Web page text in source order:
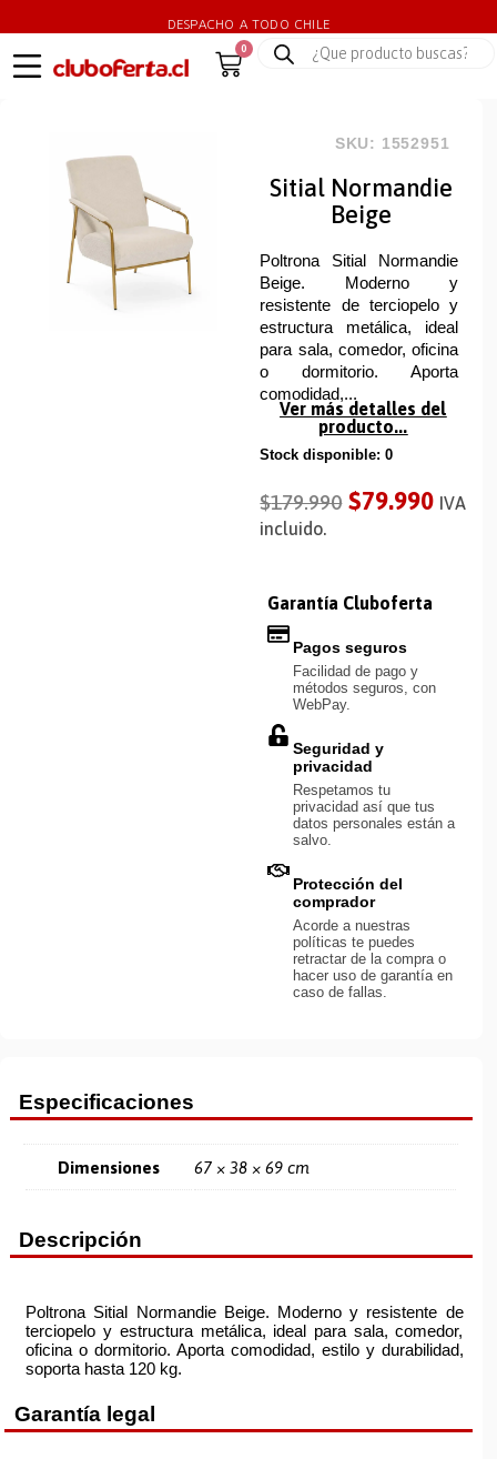
DESPACHO A TODO CHILE
0
SKU: 1552951
Sitial Normandie
Beige
Poltrona Sitial Normandie
Beige. Moderno y
resistente de terciopelo y
estructura metálica, ideal
para sala, comedor, oficina
o dormitorio. Aporta
comodidad,...
Ver más detalles del
producto...
Stock disponible: 0
$179.990 $79.990 IVA
incluido.
Garantía Cluboferta
Pagos seguros
Facilidad de pago y
métodos seguros, con
WebPay.
Seguridad y
privacidad
Respetamos tu
privacidad así que tus
datos personales están a
salvo.
Protección del
comprador
Acorde a nuestras
políticas te puedes
retractar de la compra o
hacer uso de garantía en
caso de fallas.
Especificaciones
Dimensiones 67 × 38 × 69 cm
Descripción
Poltrona Sitial Normandie Beige. Moderno y resistente de
terciopelo y estructura metálica, ideal para sala, comedor,
oficina o dormitorio. Aporta comodidad, estilo y durabilidad,
soporta hasta 120 kg.
Garantía legal